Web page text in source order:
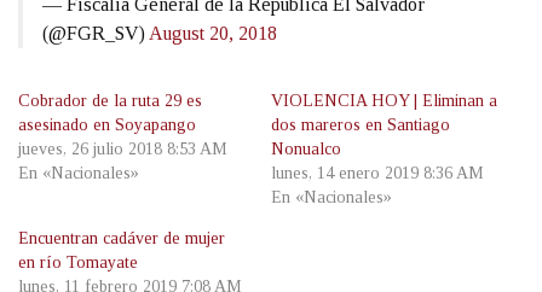
— Fiscalía General de la República El Salvador
(@FGR_SV) August 20, 2018
Cobrador de la ruta 29 es
asesinado en Soyapango
jueves, 26 julio 2018 8:53 AM
En «Nacionales»
VIOLENCIA HOY | Eliminan a
dos mareros en Santiago
Nonualco
lunes, 14 enero 2019 8:36 AM
En «Nacionales»
Encuentran cadáver de mujer
en río Tomayate
lunes, 11 febrero 2019 7:08 AM